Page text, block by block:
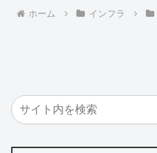
ホーム インフラ